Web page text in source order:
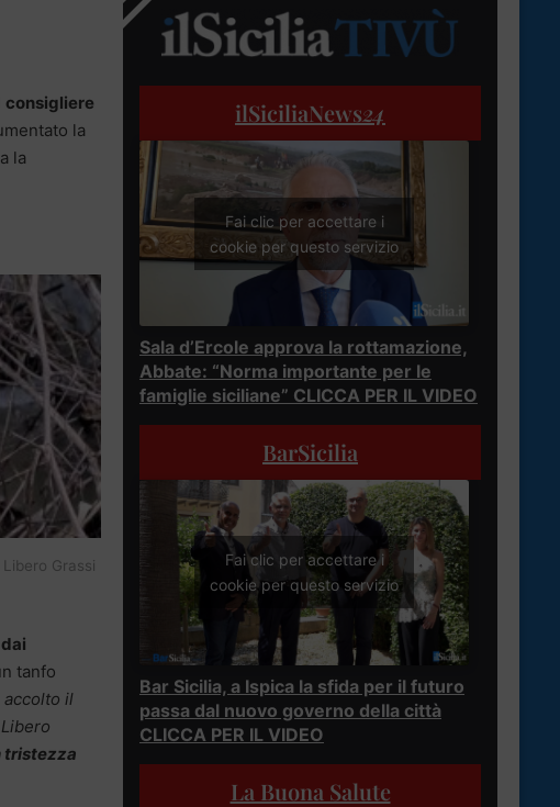
consigliere
la
la
Grassi
tanfo
accolto il
tristezza
ilSiciliaNews24
Fai clic per accettare i
cookie per questo servizio
Sala d’Ercole approva la rottamazione,
Abbate: “Norma importante per le
famiglie siciliane” CLICCA PER IL VIDEO
BarSicilia
Fai clic per accettare i
cookie per questo servizio
Bar Sicilia, a Ispica la sfida per il futuro
passa dal nuovo governo della città
CLICCA PER IL VIDEO
La Buona Salute